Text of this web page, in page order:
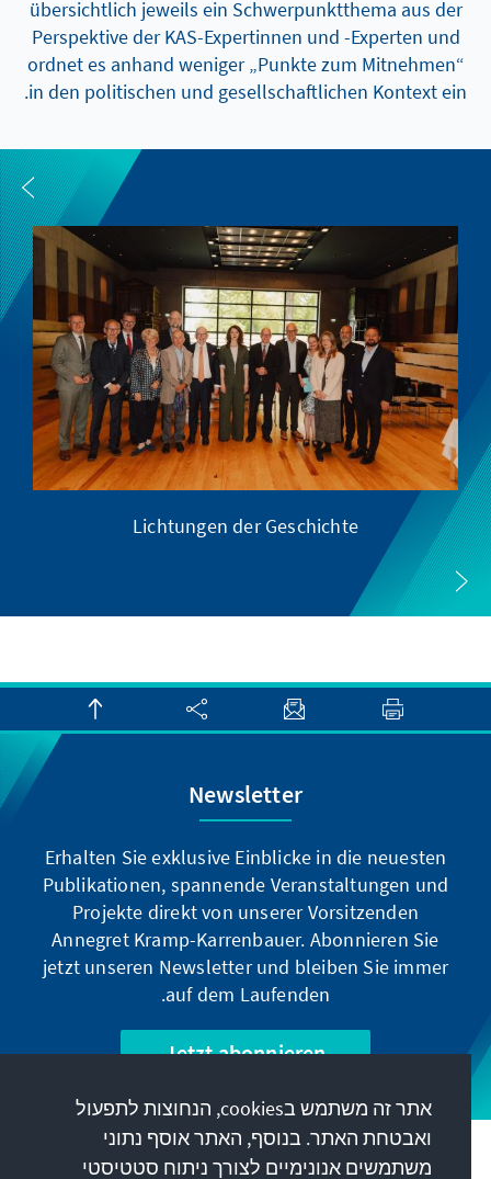
übersichtlich jeweils ein Schwerpunktthema aus der
Perspektive der KAS-Expertinnen und -Experten und
ordnet es anhand weniger „Punkte zum Mitnehmen“
in den politischen und gesellschaftlichen Kontext ein.
Lichtungen der Geschichte
Newsletter
Erhalten Sie exklusive Einblicke in die neuesten
Publikationen, spannende Veranstaltungen und
Projekte direkt von unserer Vorsitzenden
Annegret Kramp-Karrenbauer. Abonnieren Sie
jetzt unseren Newsletter und bleiben Sie immer
auf dem Laufenden.
Jetzt abonnieren
המשימה שלנו
אתר זה משתמש בcookies, הנחוצות לתפעול
ואבטחת האתר. בנוסף, האתר אוסף נתוני
משתמשים אנונימיים לצורך ניתוח סטטיסטי